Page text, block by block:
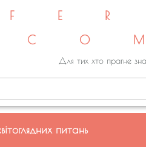
Для тих хто прагне
питань